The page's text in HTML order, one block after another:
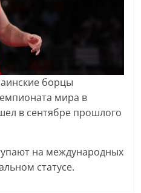
борцы
мира в
в сентябре прошлого
на международных
статусе.